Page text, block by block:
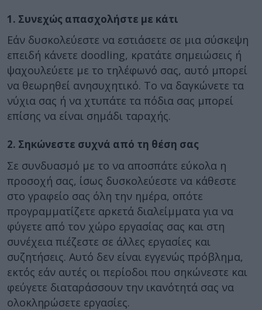
1. Συνεχώς απασχολήστε με κάτι
Εάν δυσκολεύεστε να εστιάσετε σε μια σύσκεψη
επειδή κάνετε doodling, κρατάτε σημειώσεις ή
ψαχουλεύετε με το τηλέφωνό σας, αυτό μπορεί
να θεωρηθεί ανησυχητικό. Το να δαγκώνετε τα
νύχια σας ή να χτυπάτε τα πόδια σας μπορεί
επίσης να είναι σημάδι ταραχής.
2. Σηκώνεστε συχνά από τη θέση σας
Σε συνδυασμό με το να αποσπάτε εύκολα η
προσοχή σας, ίσως δυσκολεύεστε να κάθεστε
στο γραφείο σας όλη την ημέρα, οπότε
προγραμματίζετε αρκετά διαλείμματα για να
φύγετε από τον χώρο εργασίας σας και στη
συνέχεια πιέζεστε σε άλλες εργασίες και
συζητήσεις. Αυτό δεν είναι εγγενώς πρόβλημα,
εκτός εάν αυτές οι περίοδοι που σηκώνεστε και
φεύγετε διαταράσσουν την ικανότητά σας να
ολοκληρώσετε εργασίες.